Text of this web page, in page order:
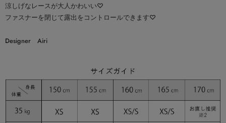
涼しげなレースが大人かわいい♡
ファスナーを閉じて露出をコントロールできます♡
Designer Airi